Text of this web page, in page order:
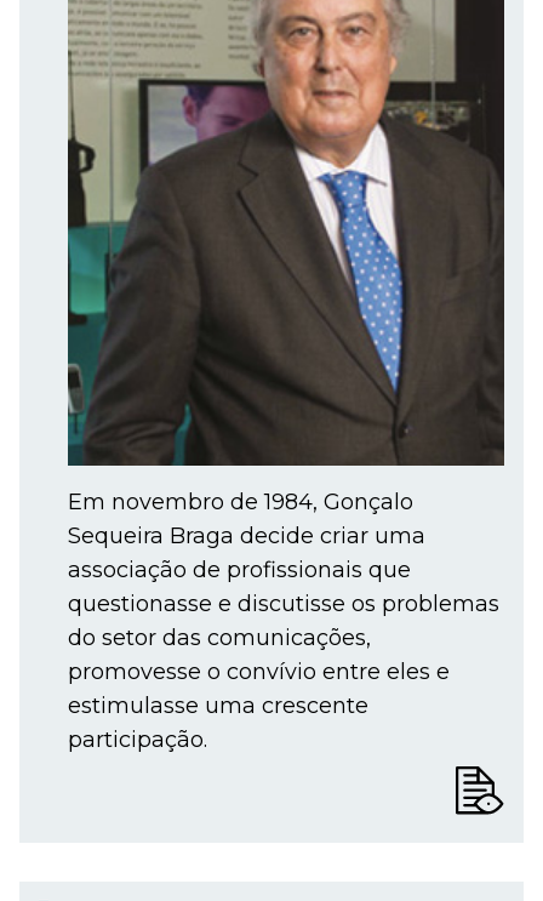
Em novembro de 1984, Gonçalo
Sequeira Braga decide criar uma
associação de profissionais que
questionasse e discutisse os problemas
do setor das comunicações,
promovesse o convívio entre eles e
estimulasse uma crescente
participação.